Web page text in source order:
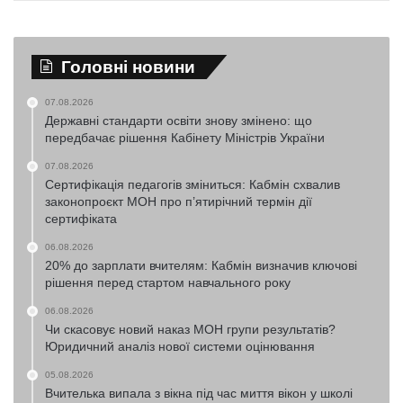
Головні новини
07.08.2026
Державні стандарти освіти знову змінено: що
передбачає рішення Кабінету Міністрів України
07.08.2026
Сертифікація педагогів зміниться: Кабмін схвалив
законопроєкт МОН про п’ятирічний термін дії
сертифіката
06.08.2026
20% до зарплати вчителям: Кабмін визначив ключові
рішення перед стартом навчального року
06.08.2026
Чи скасовує новий наказ МОН групи результатів?
Юридичний аналіз нової системи оцінювання
05.08.2026
Вчителька випала з вікна під час миття вікон у школі